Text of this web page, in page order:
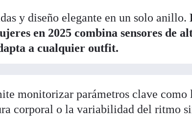
y diseño elegante en un solo anillo.
en 2025 combina sensores de
a cualquier outfit.
monitorizar parámetros clave como
corporal o la variabilidad del ritmo